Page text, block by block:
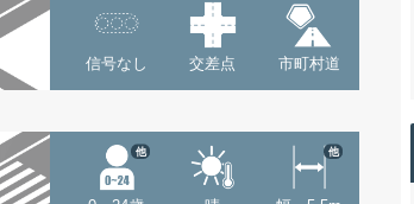
信号なし 交差点 市町村道
他 他